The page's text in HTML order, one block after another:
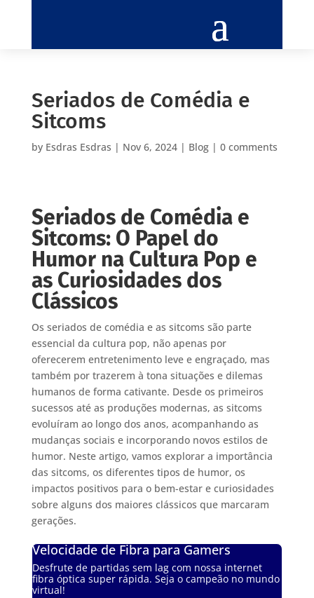
Seriados de Comédia e
Sitcoms
by Esdras Esdras | Nov 6, 2024| Blog| 0 comments
Seriados de Comédia e
Sitcoms: O Papel do
Humor na Cultura Pop e
as Curiosidades dos
Clássicos
Os seriados de comédia e as sitcoms são parte
essencial da cultura pop, não apenas por
oferecerem entretenimento leve e engraçado, mas
também por trazerem à tona situações e dilemas
humanos de forma cativante. Desde os primeiros
sucessos até as produções modernas, as sitcoms
evoluíram ao longo dos anos, acompanhando as
mudanças sociais e incorporando novos estilos de
humor. Neste artigo, vamos explorar a importância
das sitcoms, os diferentes tipos de humor, os
impactos positivos para o bem-estar e curiosidades
sobre alguns dos maiores clássicos que marcaram
gerações.
Velocidade de Fibra para Gamers
Desfrute de partidas sem lag com nossa internet
fibra óptica super rápida. Seja o campeão no mundo
virtual!